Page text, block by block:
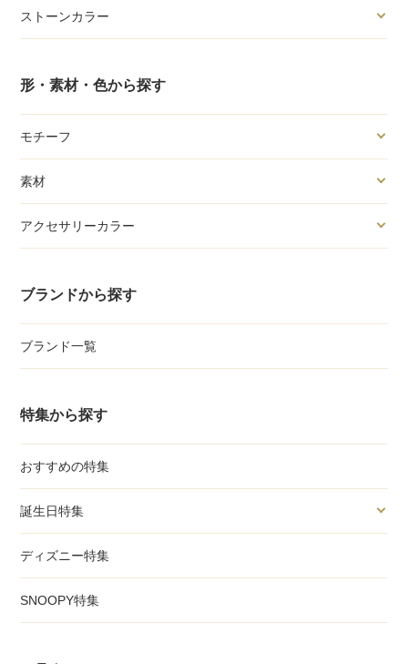
ストーンカラー
形・素材・色から探す
モチーフ
素材
アクセサリーカラー
ブランドから探す
ブランド一覧
特集から探す
おすすめの特集
誕生日特集
ディズニー特集
SNOOPY特集